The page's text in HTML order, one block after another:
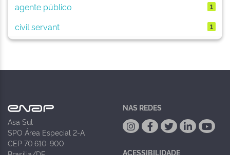
agente público
1
civil servant 1
Asa Sul
SPO Área Especial 2-A
CEP 70.610-900
NAS REDES
ACESSIBILIDADE